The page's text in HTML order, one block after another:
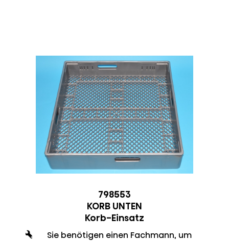
798553
KORB UNTEN
Korb-Einsatz
Sie benötigen einen Fachmann, um